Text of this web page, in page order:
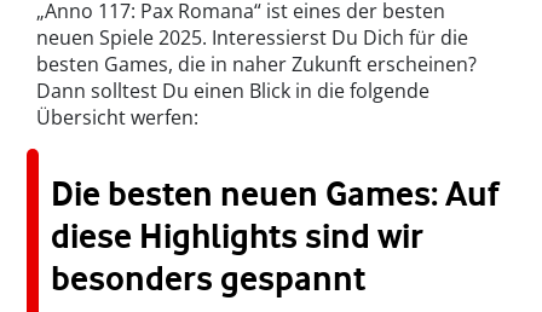
„Anno 117: Pax Romana“ ist eines der besten
neuen Spiele 2025. Interessierst Du Dich für die
besten Games, die in naher Zukunft erscheinen?
Dann solltest Du einen Blick in die folgende
Übersicht werfen:
Die besten neuen Games: Auf
diese Highlights sind wir
besonders gespannt